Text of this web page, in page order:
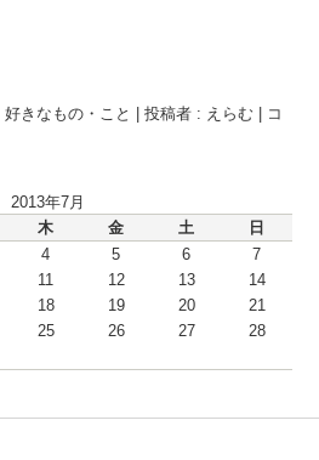
好きなもの・こと 投稿者 : えらむ
コ
2013年7月
木 金 土
日
4 5 6
7
11 12 13
14
18 19 20
21
25 26 27
28